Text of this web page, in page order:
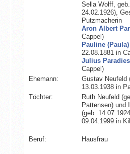
Sella Wolff,
24.02.1926),
Putzmacherin
Aron Albert
Cappel)
Pauline
22.08.1881 in
Julius Paradies
Cappel)
Ehemann:
Gustav Neufeld
13.03.1938 in
Töchter:
Ruth Neufeld
Pattensen) und
(geb.
09.04.1999 in
Beruf: Hausfrau